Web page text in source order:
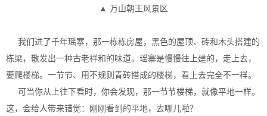
▲ 万山朝王风景区
我们进了千年瑶寨，那一栋栋房屋，黑色的屋顶、砖和木头搭建的
栋梁，散发出一种古老祥和的味道。瑶寨是慢慢往上建的，走上去，
要爬楼梯。一节节、用不规则青砖搭成的楼梯，看上去完全不一样。
可当你从上往下看时，你会发现，那一节节楼梯，就像平地一样。
这，会给人带来错觉：刚刚看到的平地，去哪儿啦？